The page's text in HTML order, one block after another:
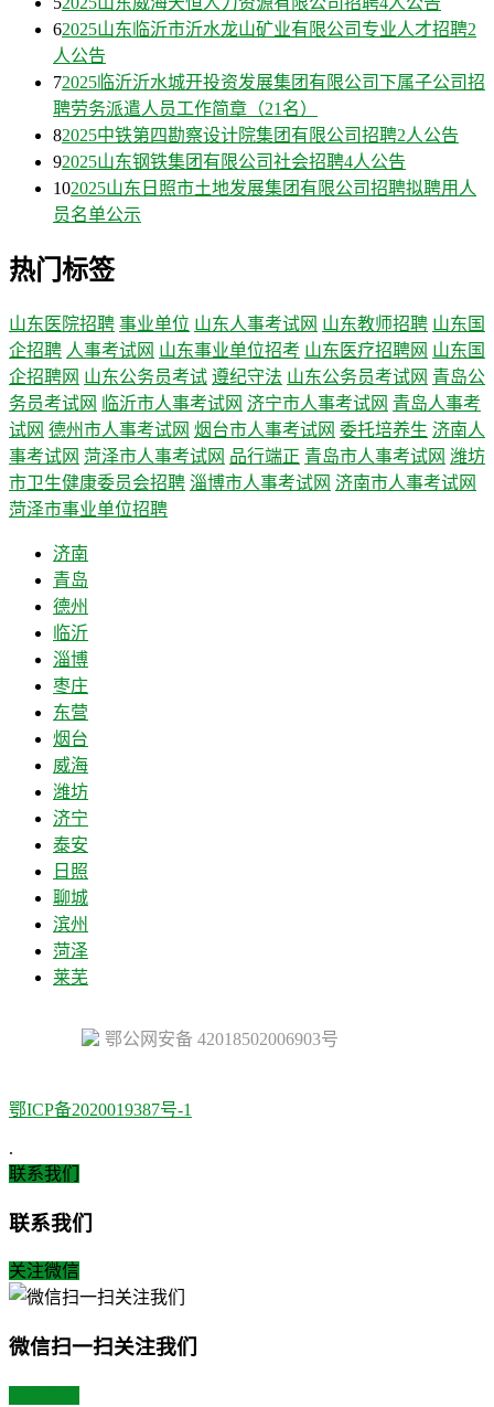
62025山东临沂市沂水龙山矿业有限公司专业人才招聘2
人公告
72025临沂沂水城开投资发展集团有限公司下属子公司招
聘劳务派遣人员工作简章（21名）
82025中铁第四勘察设计院集团有限公司招聘2人公告
92025山东钢铁集团有限公司社会招聘4人公告
102025山东日照市土地发展集团有限公司招聘拟聘用人
员名单公示
热门标签
山东医院招聘 事业单位 山东人事考试网 山东教师招聘 山东国
企招聘 人事考试网 山东事业单位招考 山东医疗招聘网 山东国
企招聘网 山东公务员考试 遵纪守法 山东公务员考试网 青岛公
务员考试网
临沂市人事考试网 济宁市人事考试网 青岛人事考
试网 德州市人事考试网 烟台市人事考试网 委托培养生 济南人
事考试网 菏泽市人事考试网 品行端正 青岛市人事考试网 潍坊
市卫生健康委员会招聘 淄博市人事考试网 济南市人事考试网
菏泽市事业单位招聘
济南
青岛
德州
临沂
淄博
枣庄
东营
烟台
威海
潍坊
济宁
泰安
日照
聊城
滨州
菏泽
莱芜
鄂公网安备 42018502006903号
鄂ICP备2020019387号-1
.
联系我们
联系我们
关注微信
微信扫一扫关注我们